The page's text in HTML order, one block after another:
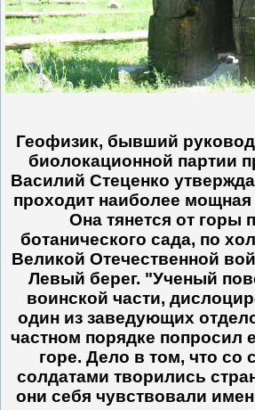
Геофизик, бывший
биолокационной партии
Василий Стеценко
проходит наиболее мощная
Она тянется от горы
ботанического сада, по
Великой Отечественной
Левый берег. "Ученый
воинской части,
один из заведующих
частном порядке попросил
горе. Дело в том, что
солдатами творились
они себя чувствовали